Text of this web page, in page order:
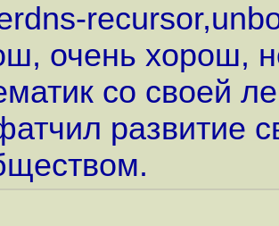
очень хорош,
со своей
развитие